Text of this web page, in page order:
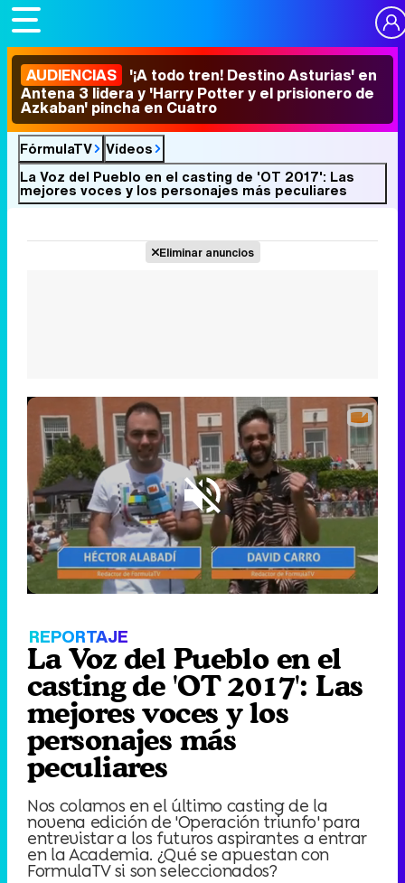
AUDIENCIAS '¡A todo tren! Destino Asturias' en
Antena 3 lidera y 'Harry Potter y el prisionero de
Azkaban' pincha en Cuatro
FórmulaTV
Vídeos
La Voz del Pueblo en el casting de 'OT 2017': Las
mejores voces y los personajes más peculiares
Eliminar anuncios
Unmute
Loaded:
5.95%
REPORTAJE
La Voz del Pueblo en el
casting de 'OT 2017': Las
mejores voces y los
personajes más
peculiares
Nos colamos en el último casting de la
novena edición de 'Operación triunfo' para
entrevistar a los futuros aspirantes a entrar
en la Academia. ¿Qué se apuestan con
FormulaTV si son seleccionados?